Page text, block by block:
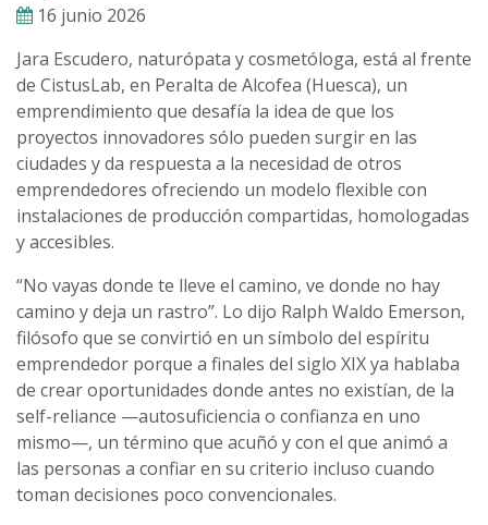
16 junio 2026
Jara Escudero, naturópata y cosmetóloga, está al frente
de CistusLab, en Peralta de Alcofea (Huesca), un
emprendimiento que desafía la idea de que los
proyectos innovadores sólo pueden surgir en las
ciudades y da respuesta a la necesidad de otros
emprendedores ofreciendo un modelo flexible con
instalaciones de producción compartidas, homologadas
y accesibles.
“No vayas donde te lleve el camino, ve donde no hay
camino y deja un rastro”. Lo dijo Ralph Waldo Emerson,
filósofo que se convirtió en un símbolo del espíritu
emprendedor porque a finales del siglo XIX ya hablaba
de crear oportunidades donde antes no existían, de la
self-reliance —autosuficiencia o confianza en uno
mismo—, un término que acuñó y con el que animó a
las personas a confiar en su criterio incluso cuando
toman decisiones poco convencionales.